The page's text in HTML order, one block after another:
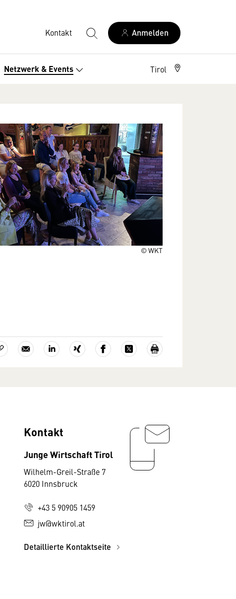
Kontakt Anmelden
Netzwerk & Events Tirol
© WKT
Kontakt
Junge Wirtschaft Tirol
Wilhelm-Greil-Straße 7
6020 Innsbruck
+43 5 90905 1459
jw@wktirol.at
Detaillierte Kontaktseite